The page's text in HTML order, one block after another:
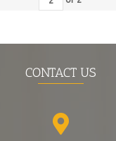
CONTACT US